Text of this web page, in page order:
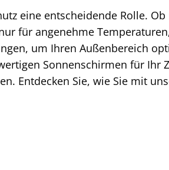
eine entscheidende Rolle. Ob
für angenehme
um Ihren Außenbereich
Sonnenschirmen für Ihr
Entdecken Sie, wie Sie mit